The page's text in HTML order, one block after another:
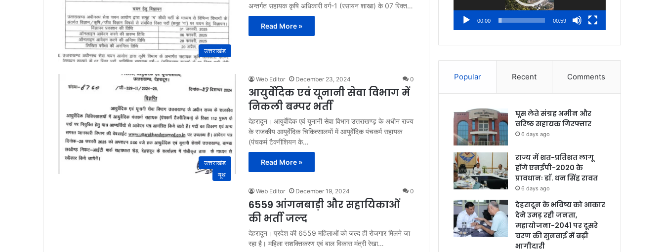
उत्तराखंड
अन्तर्गत सहायक कृषि अधिकारी वर्ग-1 (रसायन शाखा) के 07 रिक्त…
Read More »
उत्तराखंड
Web Editor December 23, 2024 0
आयुर्वेदिक एवं यूनानी सेवा विभाग में
निकली बम्पर भर्ती
देहरादून। आयुर्वेदिक एवं यूनानी सेवा विभाग उत्तराखण्ड़ के अधीन राज्य
के राजकीय आयुर्वेदिक चिकित्सालयों में आयुर्वेदिक पंचकर्म सहायक
(पंचकर्म टैक्नीशियन के…
Read More »
यूथ
Web Editor December 19, 2024 0
6559 आंगनबाड़ी और सहायिकाओं
की भर्ती जल्द
देहरादून। प्रदेश की 6559 महिलाओं को जल्द ही रोजगार मिलने जा
रहा है। महिला सशक्तिकरण एवं बाल विकास मंत्री रेखा…
00:00 00:59
Popular Recent Comments
घूस लेते संग्रह अमीन और
वरिष्ठ सहायक गिरफ्तार
6 days ago
राज्य में शत-प्रतिशत लागू
होंगे एनईपी-2020 के
प्रावधानः डाॅ. धन सिंह रावत
6 days ago
देहरादून के भविष्य को आकार
देने उमड़ रही जनता,
महायोजना-2041 पर दूसरे
चरण की सुनवाई में बढ़ी
भागीदारी